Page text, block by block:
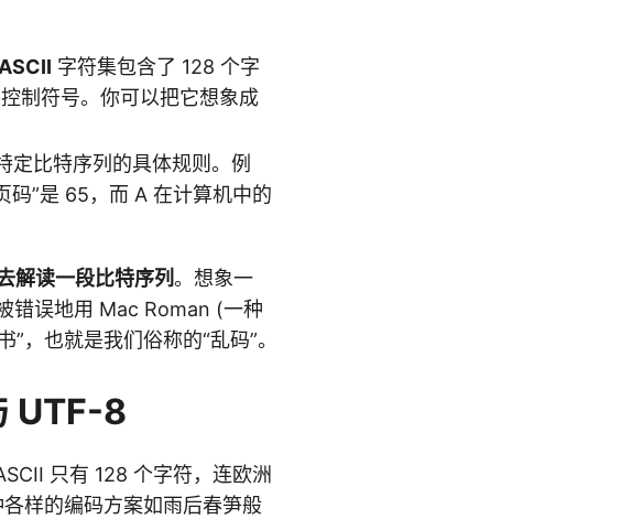
ASCII 字符集包含了 128 个字
制符号。你可以把它想象成
定比特序列的具体规则。例
码”是 65，而 A 在计算机中的
解读一段比特序列。想象一
错误地用 Mac Roman (一种
，也就是我们俗称的“乱码”。
UTF-8
只有 128 个字符，连欧洲
样的编码方案如雨后春笋般